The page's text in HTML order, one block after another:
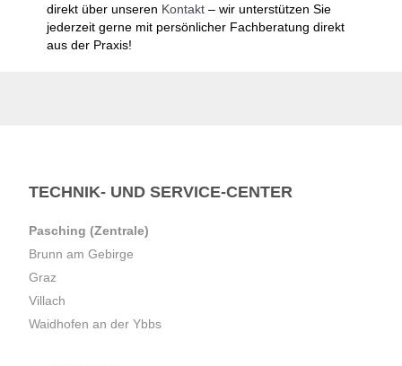
direkt über unseren Kontakt – wir unterstützen Sie
jederzeit gerne mit persönlicher Fachberatung direkt
aus der Praxis!
TECHNIK- UND SERVICE-CENTER
Pasching (Zentrale)
Brunn am Gebirge
Graz
Villach
Waidhofen an der Ybbs